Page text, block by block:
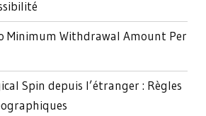
Minimum Withdrawal Amount Per
Spin depuis l’étranger : Règles